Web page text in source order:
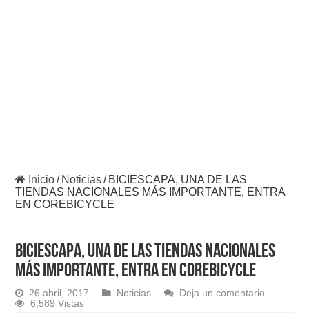
Inicio/ Noticias/ BICIESCAPA, UNA DE LAS
TIENDAS NACIONALES MÁS IMPORTANTE, ENTRA
EN COREBICYCLE
BICIESCAPA, UNA DE LAS TIENDAS NACIONALES
MÁS IMPORTANTE, ENTRA EN COREBICYCLE
26 abril, 2017 Noticias
Deja un comentario
6,589 Vistas